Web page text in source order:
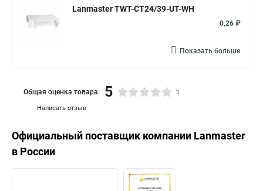
Lanmaster TWT-CT24/39-UT-WH
0,26 ₽
Показать больше
Написать отзыв
Общая оценка товара: 5 1
Официальный поставщик компании Lanmaster
в России